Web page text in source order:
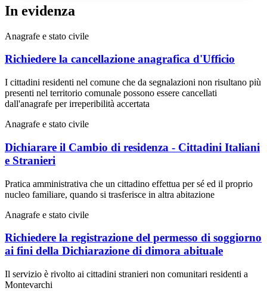
In evidenza
Anagrafe e stato civile
Richiedere la cancellazione anagrafica d'Ufficio
I cittadini residenti nel comune che da segnalazioni non risultano più
presenti nel territorio comunale possono essere cancellati
dall'anagrafe per irreperibilità accertata
Anagrafe e stato civile
Dichiarare il Cambio di residenza - Cittadini Italiani
e Stranieri
Pratica amministrativa che un cittadino effettua per sé ed il proprio
nucleo familiare, quando si trasferisce in altra abitazione
Anagrafe e stato civile
Richiedere la registrazione del permesso di soggiorno
ai fini della Dichiarazione di dimora abituale
Il servizio è rivolto ai cittadini stranieri non comunitari residenti a
Montevarchi